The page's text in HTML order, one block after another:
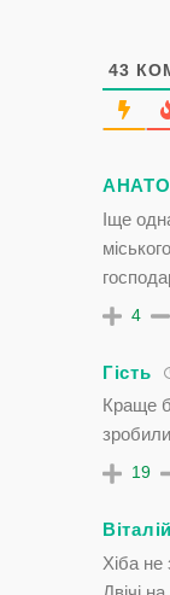
43
Іще
4
Гість
Краще б
зробили
19
Віталій
Хіба не